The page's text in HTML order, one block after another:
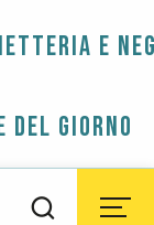
e
del giorno
legali -
-Mappa del sito -